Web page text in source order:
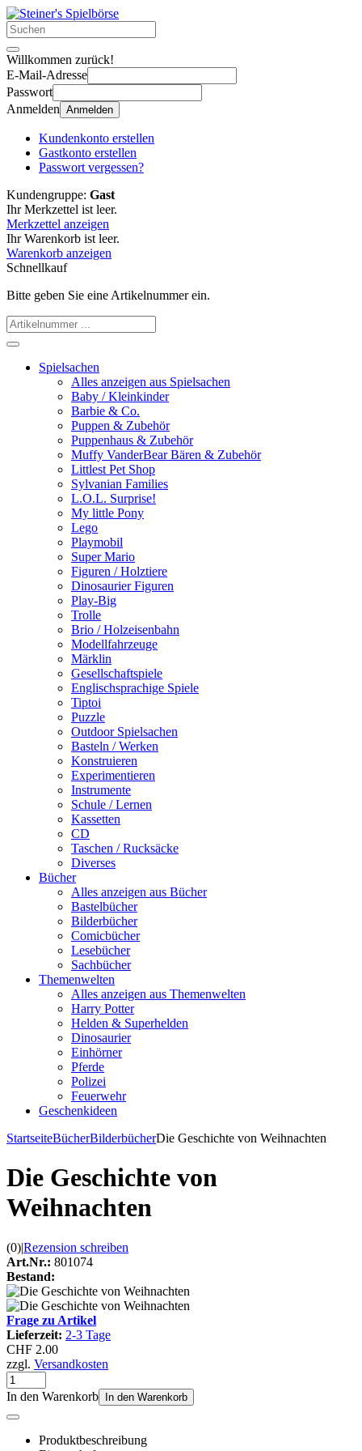
Willkommen zurück!
E-Mail-Adresse
Passwort
Anmelden Anmelden
Kundenkonto erstellen
Gastkonto erstellen
Passwort vergessen?
Kundengruppe: Gast
Ihr Merkzettel ist leer.
Merkzettel anzeigen
Ihr Warenkorb ist leer.
Warenkorb anzeigen
Schnellkauf
Bitte geben Sie eine Artikelnummer ein.
Spielsachen
Alles anzeigen aus Spielsachen
Baby / Kleinkinder
Barbie & Co.
Puppen & Zubehör
Puppenhaus & Zubehör
Muffy VanderBear Bären & Zubehör
Littlest Pet Shop
Sylvanian Families
L.O.L. Surprise!
My little Pony
Lego
Playmobil
Super Mario
Figuren / Holztiere
Dinosaurier Figuren
Play-Big
Trolle
Brio / Holzeisenbahn
Modellfahrzeuge
Märklin
Gesellschaftspiele
Englischsprachige Spiele
Tiptoi
Puzzle
Outdoor Spielsachen
Basteln / Werken
Konstruieren
Experimentieren
Instrumente
Schule / Lernen
Kassetten
CD
Taschen / Rucksäcke
Diverses
Bücher
Alles anzeigen aus Bücher
Bastelbücher
Bilderbücher
Comicbücher
Lesebücher
Sachbücher
Themenwelten
Alles anzeigen aus Themenwelten
Harry Potter
Helden & Superhelden
Dinosaurier
Einhörner
Pferde
Polizei
Feuerwehr
Geschenkideen
StartseiteBücherBilderbücherDie Geschichte von Weihnachten
Die Geschichte von
Weihnachten
(0)|Rezension schreiben
Art.Nr.: 801074
Bestand:
Frage zu Artikel
Lieferzeit: 2-3 Tage
CHF 2.00
zzgl. Versandkosten
In den Warenkorb In den Warenkorb
Produktbeschreibung